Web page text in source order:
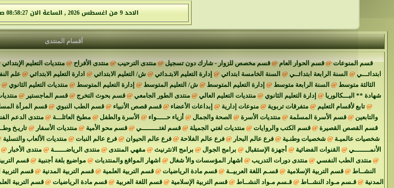
الاحد 9 من اغسطس 2026 , الساعة الان 08:58:28 صباحاً.
أقسام المنتدى
قسم المنوعات @قسم الحوار العام @قسم مخصص للزوار - شارك دون تسجيل @منتدى الترحيب @منتدى الأفراح @منتديات التعليم الإبتدائي
ابتدائـــي @ السنة الرابعة ابتدائــي @ السنة الخامسة ابتدائي @ إدارة التعليم الابتـدائي @ ش/ التعليم الابتدائي @ ادارة التعليم الابتدائي @ علم
الثالثة متوسط @ السنة الرابعة متوسط @ إدارة التعليم المتوسط @ ش/ التعليم المتوسط @ إدارة التعليم المتوسط @ منتديات التعليم الثانوي @
شهادة ** البـــكالوريا @ إدارة التعليم الثانوي @ منتديات التعليم العالي @ منتدى الطور الجامعي @ قسم بحوث التخرج @ قسم الماجستير @
@ تابع لأقسام التعليم @ متفرقات تربوية @ منوعات إدارية @ إبداعات الأعضاء @ قسم قصص الأنبياء @ قسم الطب النبوي @قسم المرأة
والتابعين @ قسم الأسرة المسلمة @ منتديات الأسرة @ الصحة والجمال @ أزياء حـــــواء @ الأسرة والطفل @ مطبخ العائلـــة @ منتدى الدعم
قسم القصص القصيرة @قسم الكتب والروايات @منتديات لغتي الجميلة @قسم لغتـــــــــي @قسم محو الأمية @منتديات الأسفار @تاريـخ
شخصيات عالميـة @شخصيات وطنـية @فرع عالم البحار @فرع عالم الفلاحة @فرع عالم الحيوان @فرع عالم النبات @منتديات الألعاب والتسلية
الأنمــــــــي @ القنوات الفضائية @ أجهزة الإستقبال @ برامج الجوال @ برامج الانثرنيث @مقهي المنتدى @منتدى الرياضــــــة @منتدى الأخبار @
@ منتدى الطب النفسي @ منتدى دورات التدريب @ اشهار المؤسسات والأ شغال @ اشهار المواقع والمنتديات @ مواضيع بلغة أجنبية @ قسم
النشــاط @قسم التربية الإسلامية @قسـم اللغة العربيــة @قسم مادة الرياضيات @قسم التربية العلمية @قسم التربية المدنية @قسم التربية
المدنية @قـسم مـواد النشــاط @قـسم مـواد النشــاط @قسم التربية الإسلامية @قسم اللغة العربية @قسم مادة الرياضيات @قسم التربية